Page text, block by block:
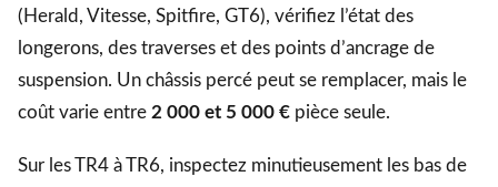
(Herald, Vitesse, Spitfire, GT6), vérifiez l’état des
longerons, des traverses et des points d’ancrage de
suspension. Un châssis percé peut se remplacer, mais le
coût varie entre 2 000 et 5 000 € pièce seule.
Sur les TR4 à TR6, inspectez minutieusement les bas de